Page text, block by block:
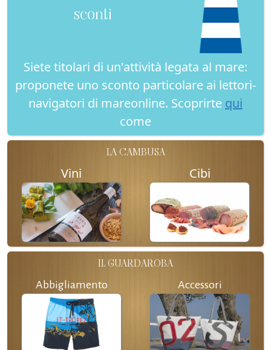
sconti
Siete titolari di un'attività legata al mare:
proponete uno sconto particolare ai lettori-
navigatori di mareonline. Scoprirte qui
come
LA CAMBUSA
Vini Cibi
IL GUARDAROBA
Abbigliamento Accessori